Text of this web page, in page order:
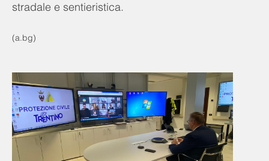
stradale e sentieristica.
(a.bg)